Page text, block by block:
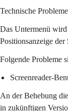
Technische
Das Untermenü
Positionsanzeige der
Folgende Probleme
Screenreader-
An der Behebung
in zukünftigen